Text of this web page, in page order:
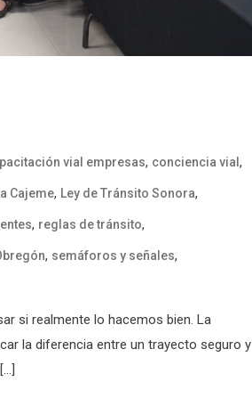
vial empresas, conciencia vial ,
Cajeme, Ley de Tránsito Sonora,
, reglas de tránsito,
, semáforos y señales,
si realmente lo hacemos bien. La
la diferencia entre un trayecto seguro y